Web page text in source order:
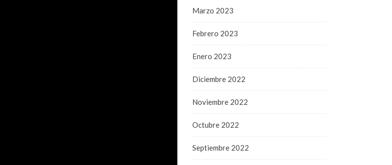
Marzo 2023
Febrero 2023
Enero 2023
Diciembre 2022
Noviembre 2022
Octubre 2022
Septiembre 2022